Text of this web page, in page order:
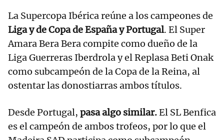
La Supercopa Ibérica reúne a los campeones de
Liga y de Copa de España y Portugal. El Super
Amara Bera Bera compite como dueño de la
Liga Guerreras Iberdrola y el Replasa Beti Onak
como subcampeón de la Copa de la Reina, al
ostentar las donostiarras ambos títulos.
Desde Portugal, pasa algo similar.El SL Benfica
es el campeón de ambos trofeos, por lo que el